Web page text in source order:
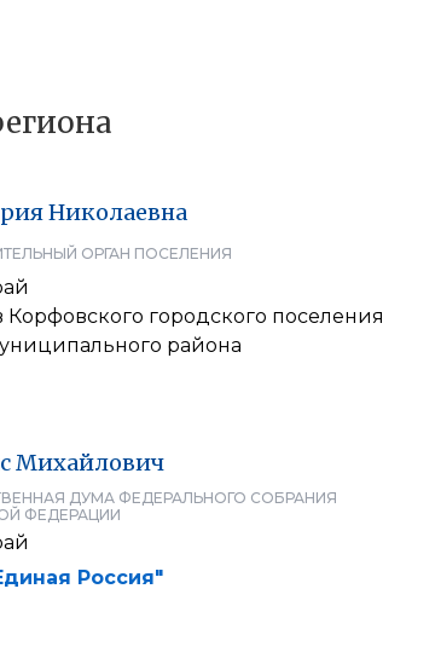
Николаевна
ОРГАН ПОСЕЛЕНИЯ
Корфовского городского поселения
района
Михайлович
ДУМА ФЕДЕРАЛЬНОГО СОБРАНИЯ
ФЕДЕРАЦИИ
Россия"